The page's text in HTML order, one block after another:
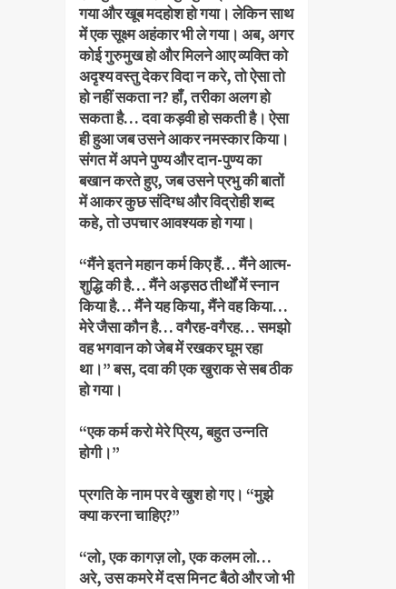
गया और खूब मदहोश हो गया। लेकिन साथ
में एक सूक्ष्म अहंकार भी ले गया। अब, अगर
कोई गुरुमुख हो और मिलने आए व्यक्ति को
अदृश्य वस्तु देकर विदा न करे, तो ऐसा तो
हो नहीं सकता न? हाँ, तरीका अलग हो
सकता है… दवा कड़वी हो सकती है। ऐसा
ही हुआ जब उसने आकर नमस्कार किया।
संगत में अपने पुण्य और दान-पुण्य का
बखान करते हुए, जब उसने प्रभु की बातों
में आकर कुछ संदिग्ध और विद्रोही शब्द
कहे, तो उपचार आवश्यक हो गया।
“मैंने इतने महान कर्म किए हैं… मैंने आत्म-
शुद्धि की है… मैंने अड़सठ तीर्थों में स्नान
किया है… मैंने यह किया, मैंने वह किया…
मेरे जैसा कौन है… वगैरह-वगैरह… समझो
वह भगवान को जेब में रखकर घूम रहा
था।” बस, दवा की एक खुराक से सब ठीक
हो गया।
“एक कर्म करो मेरे प्रिय, बहुत उन्नति
होगी।”
प्रगति के नाम पर वे खुश हो गए। “मुझे
क्या करना चाहिए?”
“लो, एक कागज़ लो, एक कलम लो…
अरे, उस कमरे में दस मिनट बैठो और जो भी